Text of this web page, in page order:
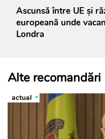
Ascunsă între UE și
europeană unde
Londra
Alte recomandări
actual